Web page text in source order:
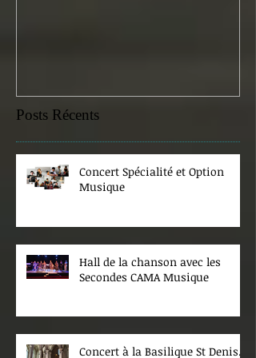
Posts Récents
Concert Spécialité et Option
Musique
Hall de la chanson avec les
Secondes CAMA Musique
Concert à la Basilique St Denis.